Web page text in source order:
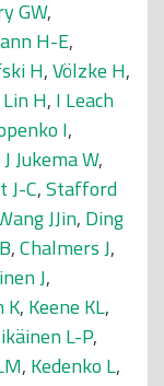
GW,
H-E,
H,Völzke H,
Lin H, I Leach
I,
J Jukema W,
J-C,Stafford
JJin, Ding
,Chalmers J,
J,
K, Keene KL,
L-P,
, Kedenko L,